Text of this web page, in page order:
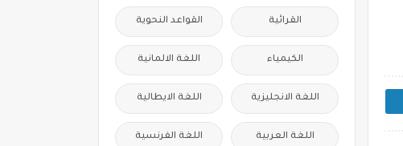
القرائية القواعد النحوية
الكيمياء اللغة الالمانية
اللغة الانجليزية اللغة الايطالية
اللغة العربية اللغة الفرنسية